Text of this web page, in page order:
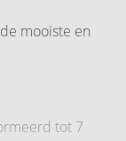
mooiste en
tot 7